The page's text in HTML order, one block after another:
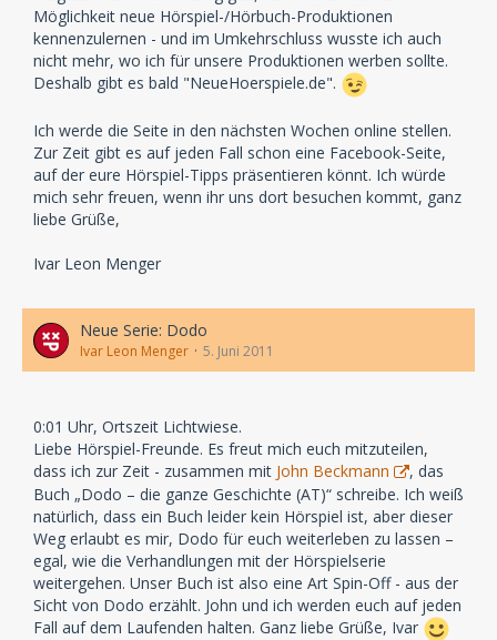
Möglichkeit neue Hörspiel-/Hörbuch-Produktionen
kennenzulernen - und im Umkehrschluss wusste ich auch
nicht mehr, wo ich für unsere Produktionen werben sollte.
Deshalb gibt es bald "NeueHoerspiele.de".
Ich werde die Seite in den nächsten Wochen online stellen.
Zur Zeit gibt es auf jeden Fall schon eine Facebook-Seite,
auf der eure Hörspiel-Tipps präsentieren könnt. Ich würde
mich sehr freuen, wenn ihr uns dort besuchen kommt, ganz
liebe Grüße,
Ivar Leon Menger
Neue Serie: Dodo
Ivar Leon Menger 5. Juni 2011
0:01 Uhr, Ortszeit Lichtwiese.
Liebe Hörspiel-Freunde. Es freut mich euch mitzuteilen,
dass ich zur Zeit - zusammen mit John Beckmann
, das
Buch „Dodo – die ganze Geschichte (AT)“ schreibe. Ich weiß
natürlich, dass ein Buch leider kein Hörspiel ist, aber dieser
Weg erlaubt es mir, Dodo für euch weiterleben zu lassen –
egal, wie die Verhandlungen mit der Hörspielserie
weitergehen. Unser Buch ist also eine Art Spin-Off - aus der
Sicht von Dodo erzählt. John und ich werden euch auf jeden
Fall auf dem Laufenden halten. Ganz liebe Grüße, Ivar